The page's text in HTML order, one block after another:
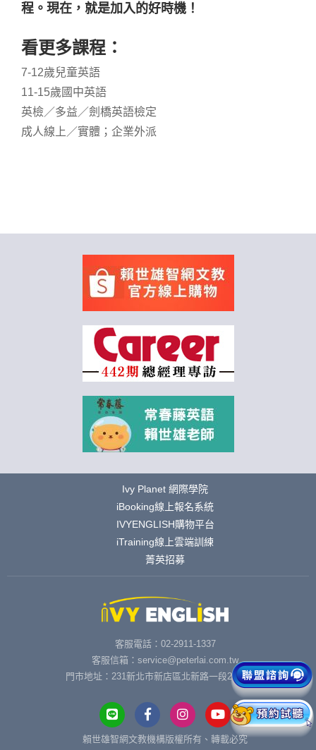
程。現在，就是加入的好時機！
看更多課程：
7-12歲兒童英語
11-15歲國中英語
英檢／多益／劍橋英語檢定
成人線上／實體；企業外派
Ivy Planet 網際學院
iBooking線上報名系統
IVYENGLISH購物平台
iTraining線上雲端訓練
菁英招募
客服電話：02-2911-1337
客服信箱：service@peterlai.com.tw
門市地址：231新北市新店區北新路一段291號6樓
賴世雄智網文教機構版權所有、轉載必究